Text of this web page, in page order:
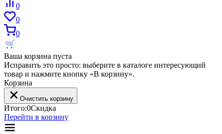
0
0
0
Ваша корзина пуста
Исправить это просто: выберите в каталоге интересующий
товар и нажмите кнопку «В корзину».
Корзина
Очистить корзину
Итого:0Скидка
Перейти в корзину